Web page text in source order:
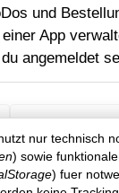
nur technisch
) sowie
) fuer
und
App
du angemeldet
Verlustrechner